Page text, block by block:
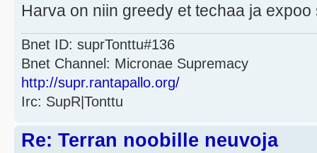
Harva on niin greedy et techaa ja
Bnet ID: suprTonttu#136
Bnet Channel: Micronae Supremacy
http://supr.rantapallo.org/
Irc: SupR|Tonttu
Re: Terran noobille neuvoja